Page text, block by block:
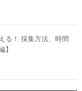
る！ 採集方法、時間
】